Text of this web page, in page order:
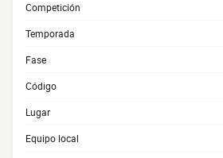
Competición
Temporada
Fase
Código
Lugar
Equipo local